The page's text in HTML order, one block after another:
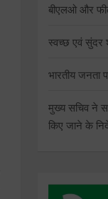
बीएलओ और
स्वच्छ एवं सुंदर
भारतीय जनता
मुख्य सचिव ने
किए जाने के